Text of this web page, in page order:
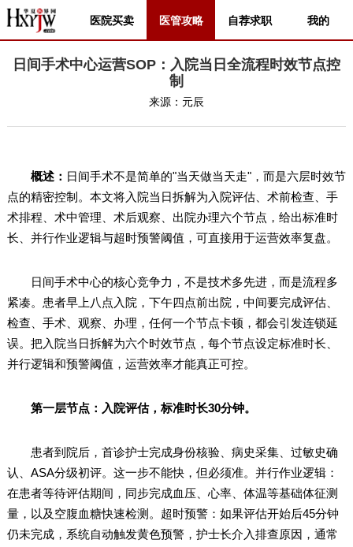
医院买卖 医管攻略 自荐求职 我的
日间手术中心运营SOP：入院当日全流程时效节点控
制
来源： 元辰
概述： 日间手术不是简单的"当天做当天走"，而是六层时效节
点的精密控制。本文将入院当日拆解为入院评估、术前检查、手
术排程、术中管理、术后观察、出院办理六个节点，给出标准时
长、并行作业逻辑与超时预警阈值，可直接用于运营效率复盘。
日间手术中心的核心竞争力，不是技术多先进，而是流程多
紧凑。患者早上八点入院，下午四点前出院，中间要完成评估、
检查、手术、观察、办理，任何一个节点卡顿，都会引发连锁延
误。把入院当日拆解为六个时效节点，每个节点设定标准时长、
并行逻辑和预警阈值，运营效率才能真正可控。
第一层节点：入院评估，标准时长30分钟。
患者到院后，首诊护士完成身份核验、病史采集、过敏史确
认、ASA分级初评。这一步不能快，但必须准。并行作业逻辑：
在患者等待评估期间，同步完成血压、心率、体温等基础体征测
量，以及空腹血糖快速检测。超时预警：如果评估开始后45分钟
仍未完成，系统自动触发黄色预警，护士长介入排查原因，通常